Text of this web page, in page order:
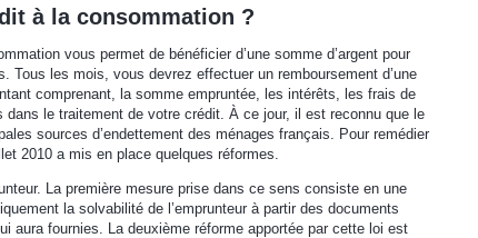
à la consommation ?
vous permet de bénéficier d’une somme d’argent pour
Tous les mois, vous devrez effectuer un remboursement d’une
comprenant, la somme empruntée, les intérêts, les frais de
le traitement de votre crédit. À ce jour, il est reconnu que le
sources d’endettement des ménages français. Pour remédier
2010 a mis en place quelques réformes.
La première mesure prise dans ce sens consiste en une
la solvabilité de l’emprunteur à partir des documents
aura fournies. La deuxième réforme apportée par cette loi est